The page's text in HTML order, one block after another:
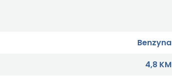
Benzyna
4,8 KM